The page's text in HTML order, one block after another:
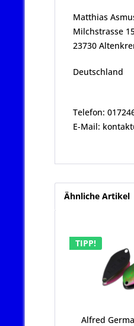
Matthias
Milchstrasse
23730
Deutschland
Telefon:
E-Mail:
Ähnliche Artikel
TIPP!
Alfred